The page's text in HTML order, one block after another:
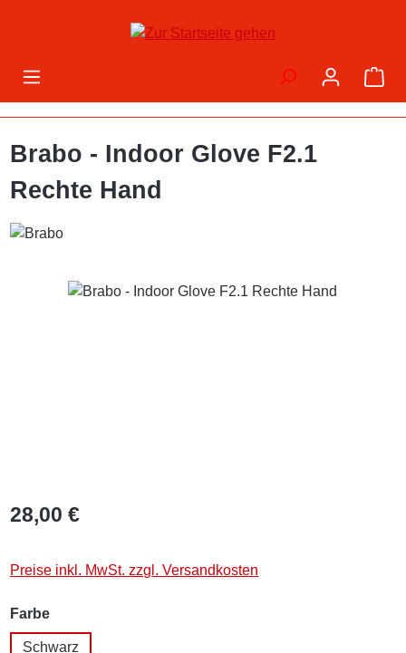
Zum Hauptinhalt springen
Brabo - Indoor Glove F2.1
Rechte Hand
Bildergalerie überspringen
28,00 €
Preise inkl. MwSt. zzgl. Versandkosten
Farbeauswählen
Schwarz